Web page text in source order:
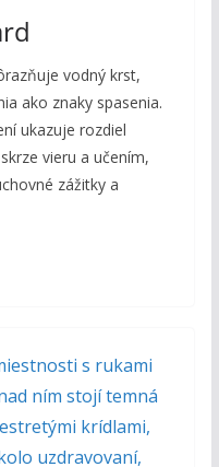
vodný krst,
ako znaky spasenia.
ukazuje rozdiel
vieru a učením,
zážitky a